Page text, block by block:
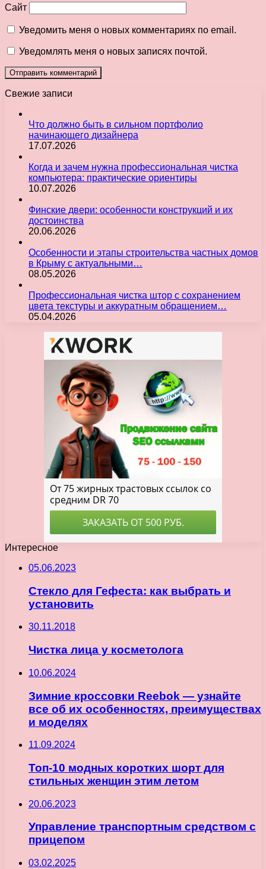
Сайт
Уведомить меня о новых комментариях по email.
Уведомлять меня о новых записях почтой.
Свежие записи
Что должно быть в сильном портфолио
начинающего дизайнера
17.07.2026
Когда и зачем нужна профессиональная чистка
компьютера: практические ориентиры
10.07.2026
Финские двери: особенности конструкций и их
достоинства
20.06.2026
Особенности и этапы строительства частных домов
в Крыму с актуальными…
08.05.2026
Профессиональная чистка штор с сохранением
цвета текстуры и аккуратным обращением…
05.04.2026
Интересное
05.06.2023
Стекло для Гефеста: как выбрать и
установить
30.11.2018
Чистка лица у косметолога
10.06.2024
Зимние кроссовки Reebok — узнайте
все об их особенностях, преимуществах
и моделях
11.09.2024
Топ-10 модных коротких шорт для
стильных женщин этим летом
20.06.2023
Управление транспортным средством с
прицепом
03.02.2025